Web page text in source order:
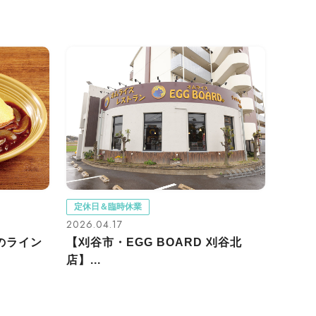
ライン
定休日＆臨時休業
2026.04.17
【刈谷市・EGG BOARD 刈谷北
店】...